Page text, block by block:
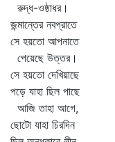
রুদ্ধ-ওষ্ঠাধর।
জন্মান্তের নবপ্রাতে
সে হয়তো আপনাতে
পেয়েছে উত্তর।
সে হয়তো দেখিয়াছে
পড়ে যাহা ছিল পাছে
আজি তাহা আগে,
ছোটো যাহা চিরদিন